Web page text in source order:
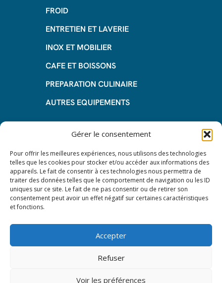
Gérer le consentement
Pour offrir les meilleures expériences, nous utilisons des technologies
telles que les cookies pour stocker et/ou accéder aux informations des
appareils. Le fait de consentir à ces technologies nous permettra de
traiter des données telles que le comportement de navigation ou les ID
uniques sur ce site. Le fait de ne pas consentir ou de retirer son
consentement peut avoir un effet négatif sur certaines caractéristiques
et fonctions.
Accepter
Refuser
Voir les préférences
FROID
ENTRETIEN ET LAVERIE
INOX ET MOBILIER
CAFE ET BOISSONS
PREPARATION CULINAIRE
AUTRES EQUIPEMENTS
Informations
Questions fréquentes
Les avantages de la LOA
Les étapes du leasing de matériel
de restauration
Mentions Légales
Protection des données – RGPD